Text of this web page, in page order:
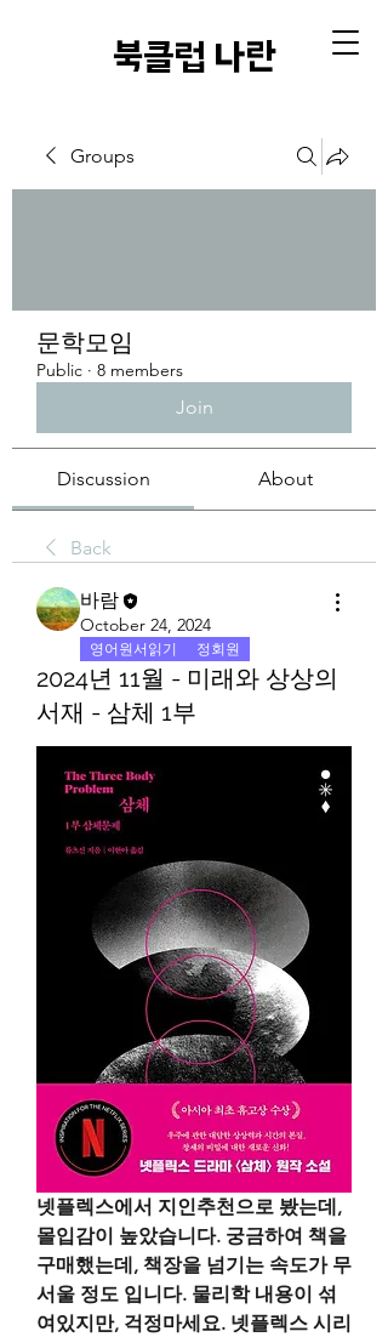
​북클럽 나란
Groups
문학모임
Public · 8 members
Join
Discussion About
Back
바람
October 24, 2024
영어원서읽기 정회원
2024년 11월 - 미래와 상상의
서재 - 삼체 1부
넷플렉스에서 지인추천으로 봤는데,
몰입감이 높았습니다. 궁금하여 책을
구매했는데, 책장을 넘기는 속도가 무
서울 정도 입니다. 물리학 내용이 섞
여있지만, 걱정마세요. 넷플렉스 시리